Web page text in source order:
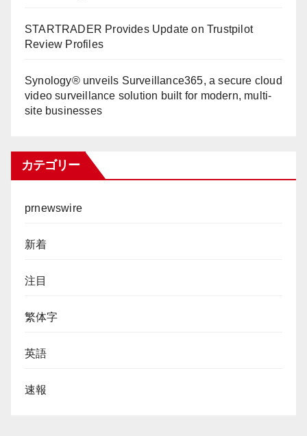
STARTRADER Provides Update on Trustpilot
Review Profiles
Synology® unveils Surveillance365, a secure cloud
video surveillance solution built for modern, multi-
site businesses
カテゴリー
prnewswire
新着
注目
繁体字
英語
速報